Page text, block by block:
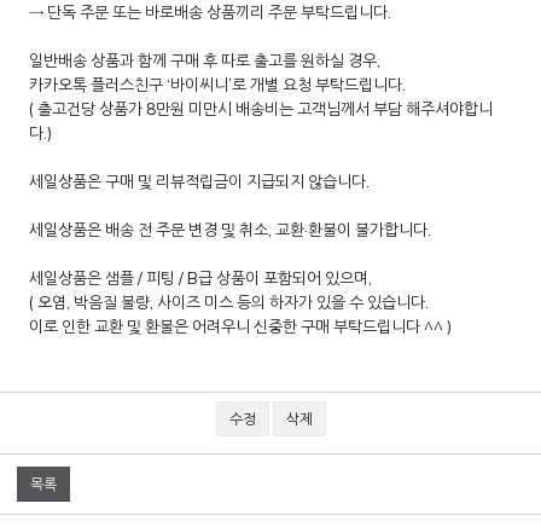
→ 단독 주문 또는 바로배송 상품끼리 주문 부탁드립니다.
일반배송 상품과 함께 구매 후 따로 출고를 원하실 경우,
카카오톡 플러스친구 ‘바이씨니’로 개별 요청 부탁드립니다.
( 출고건당 상품가 8만원 미만시 배송비는 고객님께서 부담 해주셔야합니
다.)
세일상품은 구매 및 리뷰적립금이 지급되지 않습니다.
세일상품은 배송 전 주문 변경 및 취소, 교환·환불이 불가합니다.
세일상품은 샘플 / 피팅 / B급 상품이 포함되어 있으며,
( 오염, 박음질 불량, 사이즈 미스 등의 하자가 있을 수 있습니다.
이로 인한 교환 및 환불은 어려우니 신중한 구매 부탁드립니다 ^^ )
수정 삭제
목록